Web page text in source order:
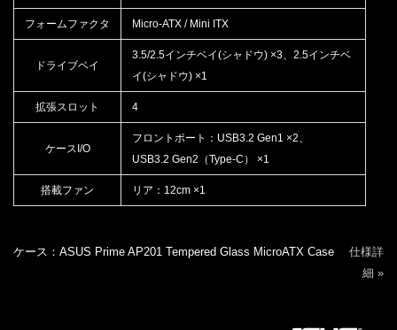
フォームファクタ Micro-ATX / Mini ITX
ドライブベイ
3.5/2.5インチベイ(シャドウ) ×3、2.5インチベ
イ(シャドウ) ×1
拡張スロット 4
ケースI/O
フロントポート：USB3.2 Gen1 ×2、
USB3.2 Gen2（Type-C） ×1
搭載ファン リア：12cm ×1
ケース：ASUS Prime AP201 Tempered Glass MicroATX Case 仕様詳
細 »